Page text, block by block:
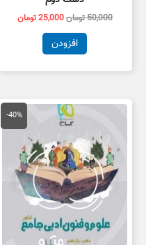
50,000تومان25,000تومان
افزودن
-40%
قیمت
اصلی
79,000 تومان
بود.
قیمت
فعلی